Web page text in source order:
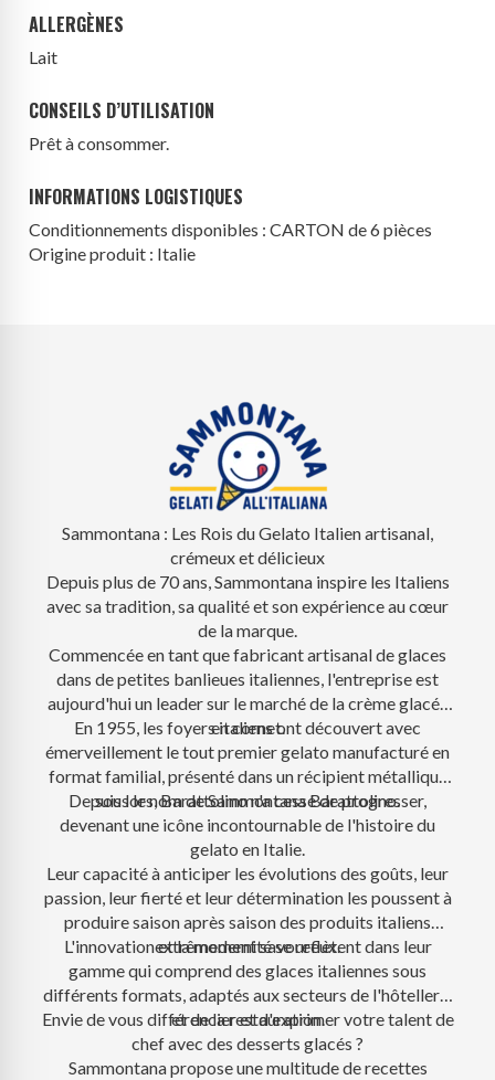
ALLERGÈNES
Lait
CONSEILS D’UTILISATION
Prêt à consommer.
INFORMATIONS LOGISTIQUES
Conditionnements disponibles : CARTON de 6 pièces
Origine produit : Italie
Sammontana : Les Rois du Gelato Italien artisanal,
crémeux et délicieux
Depuis plus de 70 ans, Sammontana inspire les Italiens
avec sa tradition, sa qualité et son expérience au cœur
de la marque.
Commencée en tant que fabricant artisanal de glaces
dans de petites banlieues italiennes, l'entreprise est
aujourd'hui un leader sur le marché de la crème glacée
en cornet.
En 1955, les foyers italiens ont découvert avec
émerveillement le tout premier gelato manufacturé en
format familial, présenté dans un récipient métallique
sous le nom de Sammontana Barattolino.
Depuis lors, Barattolino n'a cessé de progresser,
devenant une icône incontournable de l'histoire du
gelato en Italie.
Leur capacité à anticiper les évolutions des goûts, leur
passion, leur fierté et leur détermination les poussent à
produire saison après saison des produits italiens
extrêmement savoureux.
L'innovation et la modernité se reflètent dans leur
gamme qui comprend des glaces italiennes sous
différents formats, adaptés aux secteurs de l'hôtellerie
et de la restauration.
Envie de vous différencier et d'exprimer votre talent de
chef avec des desserts glacés ?
Sammontana propose une multitude de recettes